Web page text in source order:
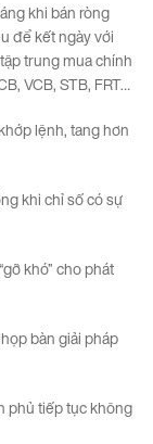
khi bán ròng
để kết ngày với
trung mua chính
VCB, STB, FRT…
lệnh, tang hơn
khi chỉ số có sự
khó” cho phát
bàn giải pháp
phủ tiếp tục không